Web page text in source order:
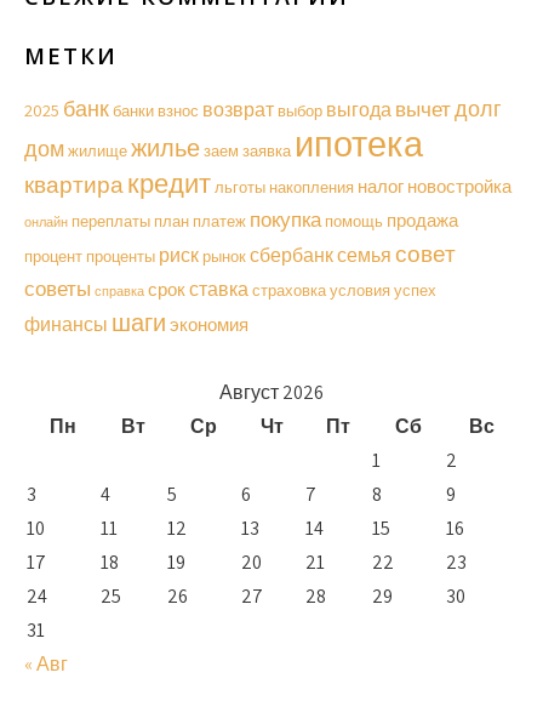
МЕТКИ
2025 банкбанки взнос возврат выбор выгодавычетдолг
домжилищежильезаем заявка ипотека
квартиракредитльготы накопления налог новостройка
онлайн переплаты план платеж покупка помощь продажа
процент проценты рискрыноксбербанксемьясовет
советы справка срокставкастраховкаусловияуспех
финансы шаги экономия
Август 2026
Пн
Вт Ср Чт Пт Сб
Вс
1
2
3
4 5 6 7 8
9
10
11 12 13 14 15
16
17
18 19 20 21 22
23
24
25 26 27 28 29
30
31
« Авг